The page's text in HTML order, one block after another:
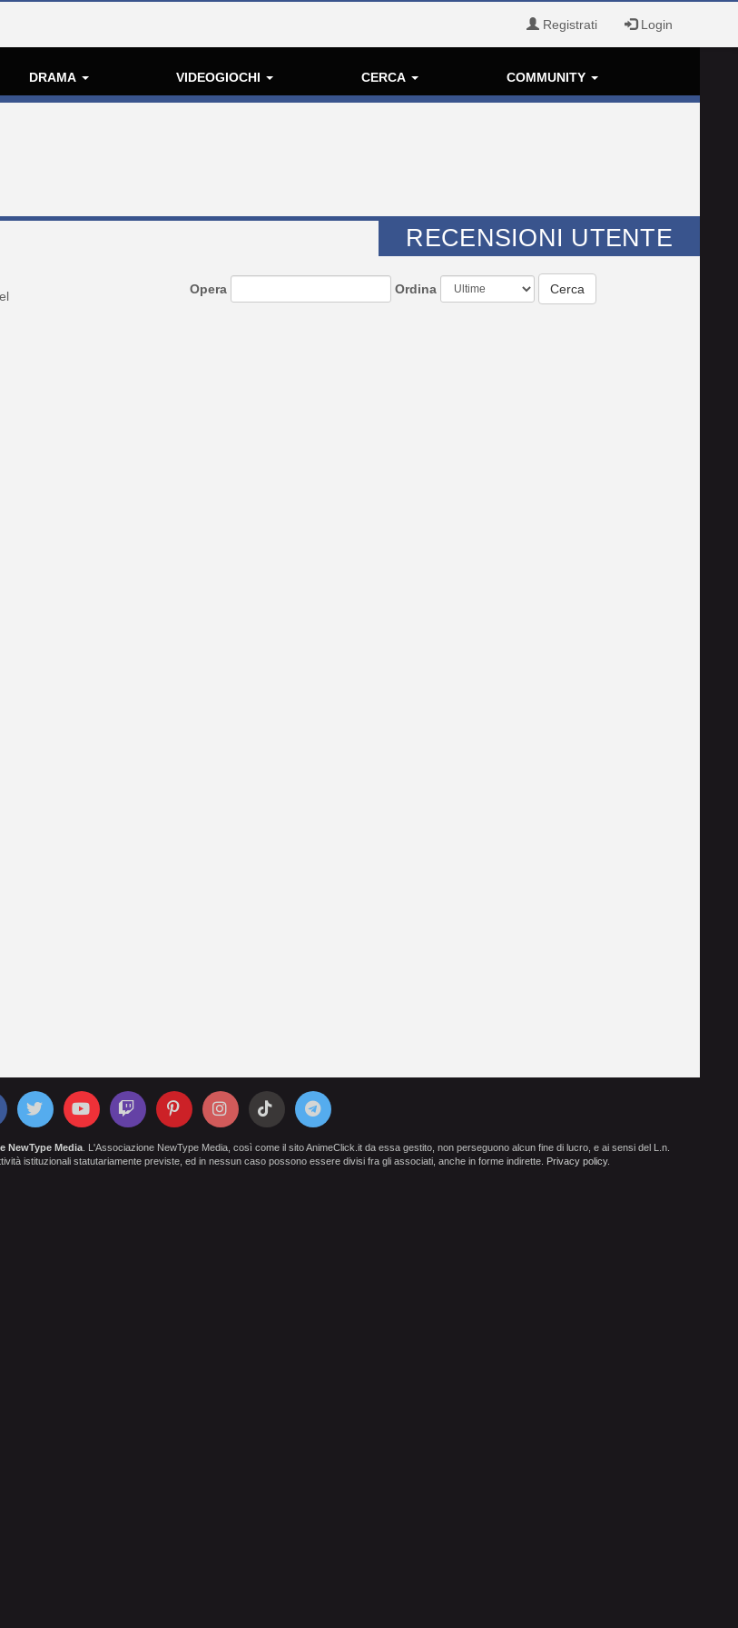
Registrati Login
DRAMA VIDEOGIOCHI CERCA COMMUNITY
RECENSIONI UTENTE
Opera Ordina Cerca
NewType Media. L'Associazione NewType Media, così come il sito AnimeClick.it da essa gestito, non perseguono alcun fine di lucro, e ai sensi del L.n.
istituzionali statutariamente previste, ed in nessun caso possono essere divisi fra gli associati, anche in forme indirette. Privacy policy.